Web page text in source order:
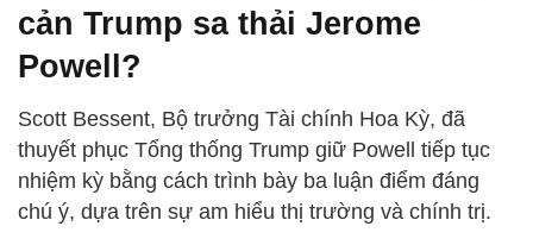
cản Trump sa thải Jerome
Powell?
Scott Bessent, Bộ trưởng Tài chính Hoa Kỳ, đã
thuyết phục Tổng thống Trump giữ Powell tiếp tục
nhiệm kỳ bằng cách trình bày ba luận điểm đáng
chú ý, dựa trên sự am hiểu thị trường và chính trị.